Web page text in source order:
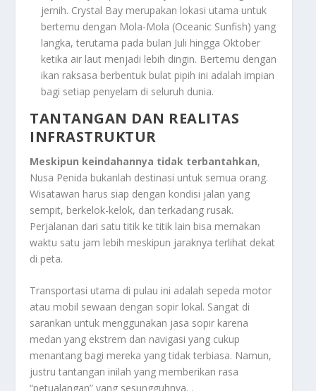
jernih. Crystal Bay merupakan lokasi utama untuk
bertemu dengan Mola-Mola (Oceanic Sunfish) yang
langka, terutama pada bulan Juli hingga Oktober
ketika air laut menjadi lebih dingin. Bertemu dengan
ikan raksasa berbentuk bulat pipih ini adalah impian
bagi setiap penyelam di seluruh dunia.
TANTANGAN DAN REALITAS
INFRASTRUKTUR
Meskipun keindahannya tidak terbantahkan,
Nusa Penida bukanlah destinasi untuk semua orang.
Wisatawan harus siap dengan kondisi jalan yang
sempit, berkelok-kelok, dan terkadang rusak.
Perjalanan dari satu titik ke titik lain bisa memakan
waktu satu jam lebih meskipun jaraknya terlihat dekat
di peta.
Transportasi utama di pulau ini adalah sepeda motor
atau mobil sewaan dengan sopir lokal. Sangat di
sarankan untuk menggunakan jasa sopir karena
medan yang ekstrem dan navigasi yang cukup
menantang bagi mereka yang tidak terbiasa. Namun,
justru tantangan inilah yang memberikan rasa
“petualangan” yang sesungguhnya. .